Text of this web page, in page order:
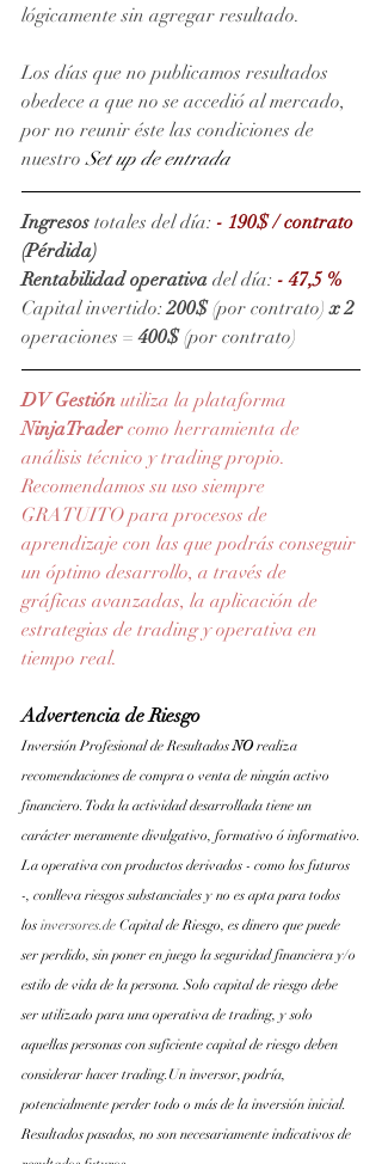
lógicamente sin agregar resultado.
Los días que no publicamos resultados
obedece a que no se accedió al mercado,
por no reunir éste las condiciones de
nuestro Set up de entrada
Ingresos totales del día: - 190$ / contrato
(Pérdida)
Rentabilidad operativa del día: - 47,5 %
Capital invertido: 200$ (por contrato) x 2
operaciones = 400$ (por contrato)
DV Gestión utiliza la plataforma
NinjaTrader como herramienta de
análisis técnico y trading propio.
Recomendamos su uso siempre
GRATUITO para procesos de
aprendizaje con las que podrás conseguir
un óptimo desarrollo, a través de
gráficas avanzadas, la aplicación de
estrategias de trading y operativa en
tiempo real.
Advertencia de Riesgo
Inversión Profesional de Resultados NO realiza
recomendaciones de compra o venta de ningún activo
financiero. Toda la actividad desarrollada tiene un
carácter meramente divulgativo, formativo ó informativo.
La operativa con productos derivados - como los futuros
-, conlleva riesgos substanciales y no es apta para todos
los inversores.de Capital de Riesgo, es dinero que puede
ser perdido, sin poner en juego la seguridad financiera y/o
estilo de vida de la persona. Solo capital de riesgo debe
ser utilizado para una operativa de trading, y solo
aquellas personas con suficiente capital de riesgo deben
considerar hacer trading.Un inversor, podría,
potencialmente perder todo o más de la inversión inicial.
Resultados pasados, no son necesariamente indicativos de